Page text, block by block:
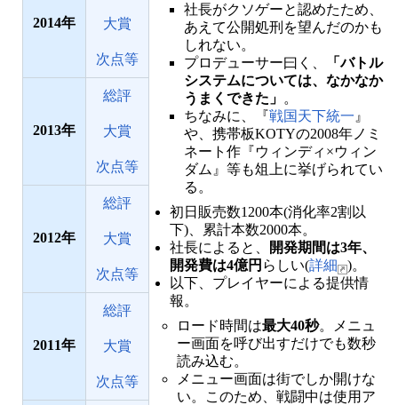
2014 大賞
次点等
2013
総評
大賞
次点等
2012
総評
大賞
次点等
2011
総評
大賞
次点等
社長がクソゲーと認めたため、
あえて公開処刑を望んだのかも
しれない。
プロデューサー曰く、
「バトル
システムについては、なかなか
うまくできた」 。
ちなみに、『戦国天下統一 』
や、携帯板KOTYの2008年ノミ
ネート作『ウィンディ×ウィン
ダム』等も俎上に挙げられてい
る。
初日販売数1200本(消化率2割以
下)、累計本数2000本。
社長によると、
開発期間は3年、
開発費は4億円 らしい(詳細
)。
以下、プレイヤーによる提供情
報。
ロード時間は最大40秒。メニュ
ー画面を呼び出すだけでも数秒
読み込む。
メニュー画面は街でしか開けな
い。このため、戦闘中は使用ア